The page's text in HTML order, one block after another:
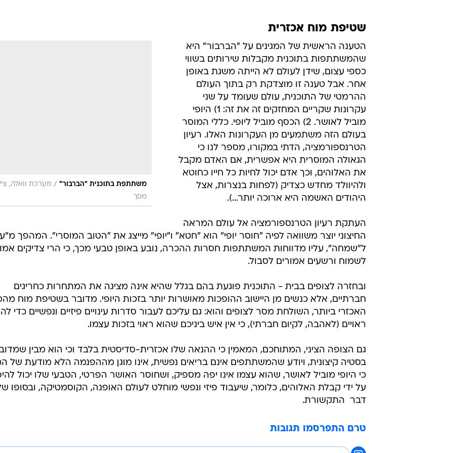
שטיפת מוח אכזרית
משתתפת בתוכנית "הברבור" / מערכת וואלה,
מסך
הטענה הראשית של המגינים על "הברבור" היא
שהמשתתפות בתוכנית מקבלות שירותים בשווי
כספי עצום, שידן לעולם לא הייתה משגת באופן
אחר. אבל טענה זו מוצדקת רק בתוך העולם
ההרמטי של התוכנית, עולם שעומד על שני
עקרונות שקריים המחזקים זה את זה: 1) היופי
מוביל לאושר. 2) הכסף מוביל ליופי. כללי המוסר
בעולם הזה משתמעים מן העקרונות האלו. רעיון
הטרנספורמציה, הדתי במקורו, מספר לנו כי
הגאולה המוסרית היא אפשרית, אם האדם מקבל
את האלוהים, וכך אדם יכול לחיות כל חייו כחוטא
ולהיוולד מחדש כצדיק (לפחות בנצרות, אצל
היהודים האשמה היא ארוכה יותר...).
העתקת רעיון הטרנספורמציה אל עולם המראה
החיצוני יוצר משוואה לפיה "חוסר יופי" הוא "חטא" ו"יופי" מייצג את "הטוב המוסרי". המהפך
ל"שמחה", עליו מדווחות המשתתפות חסרות ההכרה, נובע באופן טבעי מכך, כי הרי צדיקים
לשמוח ורשעים אמורים לסבול.
ובחזרה לצופים בבית - התוכנית פוגעת בהם בגלל שהיא אינה מציגה את המתחרות כחריגים
חברתיים, אלא כנשים מן היישוב ההופכות מאושרות יותר בזכות היופי. מדובר בשטיפת מוח
האכזרי ביותר, השולחת מסר לצופים והוא: גם עליכם לעבור סדרות עינויים פיזיים ונפשיים כדי
ראויים (לאהבה, לקיום חברתי), כי אין איש ביניכם שהוא ראוי בזכות עצמו.
גם הצופה הציני, המתוחכם, המאמין כי ההנאה שלו אכזרית-סדיסטית בלבד וכי הוא מבין
בסטיה קיצונית, ויודע שהמשתתפים אינם בריאים נפשית, אינו מוגן מההפנמה הלא מודעת של
כי היופי מוביל לאושר, שהוא עצמו אינו יפה מספיק, ושחוסר האושר הפרטי, הטבעי שלו יכול
על ידי קבלת האלוהים, כלומר, שיעבוד פיזי ונפשי מוחלט לעולם האופנה, הקוסמטיקה, ובסופו
דבר  התקשורת.
טרם התפרסמו תגובות